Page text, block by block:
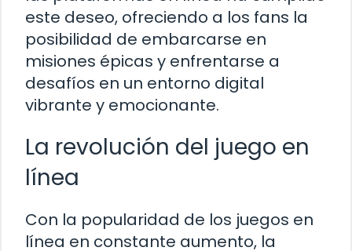
este deseo, ofreciendo a los fans la
posibilidad de embarcarse en
misiones épicas y enfrentarse a
desafíos en un entorno digital
vibrante y emocionante.
La revolución del juego en
línea
Con la popularidad de los juegos en
línea en constante aumento, la